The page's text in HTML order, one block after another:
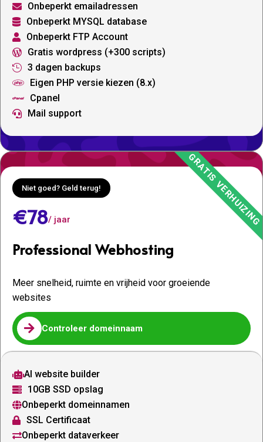
 Onbeperkt emailadressen
 Onbeperkt MYSQL database
 Onbeperkt FTP Account
 Gratis wordpress (+300 scripts)
 3 dagen backups
 Eigen PHP versie kiezen (8.x)
 Cpanel
 Mail support
Niet goed? Geld terug!
€78/ jaar
Professional Webhosting
Meer snelheid, ruimte en vrijheid voor groeiende
websites
 Controleer domeinnaam
AI website builder
 10GB SSD opslag
Onbeperkt domeinnamen
 SSL Certificaat
Onbeperkt dataverkeer